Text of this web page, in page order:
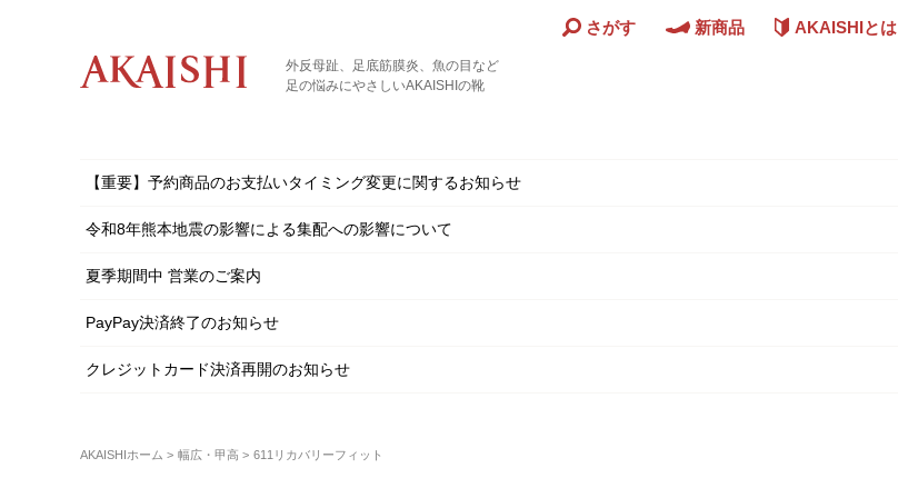
外反母趾、足底筋膜炎、魚の目など
足の悩みにやさしいAKAISHIの靴
さがす 新商品 AKAISHIとは
【重要】予約商品のお支払いタイミング変更に関するお知らせ
令和8年熊本地震の影響による集配への影響について
夏季期間中 営業のご案内
PayPay決済終了のお知らせ
クレジットカード決済再開のお知らせ
AKAISHIホーム 幅広・甲高 611リカバリーフィット